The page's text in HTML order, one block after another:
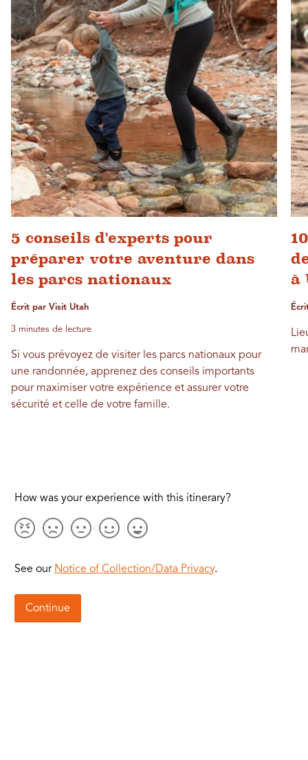
5 conseils d'experts pour
préparer votre aventure dans
les parcs nationaux
Écrit par Visit Utah
3 minutes de lecture
Si vous prévoyez de visiter les parcs nationaux pour
une randonnée, apprenez des conseils importants
pour maximiser votre expérience et assurer votre
sécurité et celle de votre famille.
à